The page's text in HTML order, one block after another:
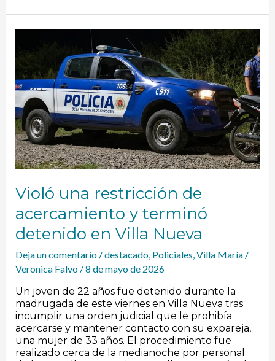
Violó una restricción de
acercamiento y terminó
detenido en Villa Nueva
Deja un comentario /destacado, Policiales,Villa María/
Veronica Falvo /8 de mayo de 2026
Un joven de 22 años fue detenido durante la
madrugada de este viernes en Villa Nueva tras
incumplir una orden judicial que le prohibía
acercarse y mantener contacto con su expareja,
una mujer de 33 años. El procedimiento fue
realizado cerca de la medianoche por personal
restricción
de
acercamiento
y
terminó
detenido
en
Villa
Nueva